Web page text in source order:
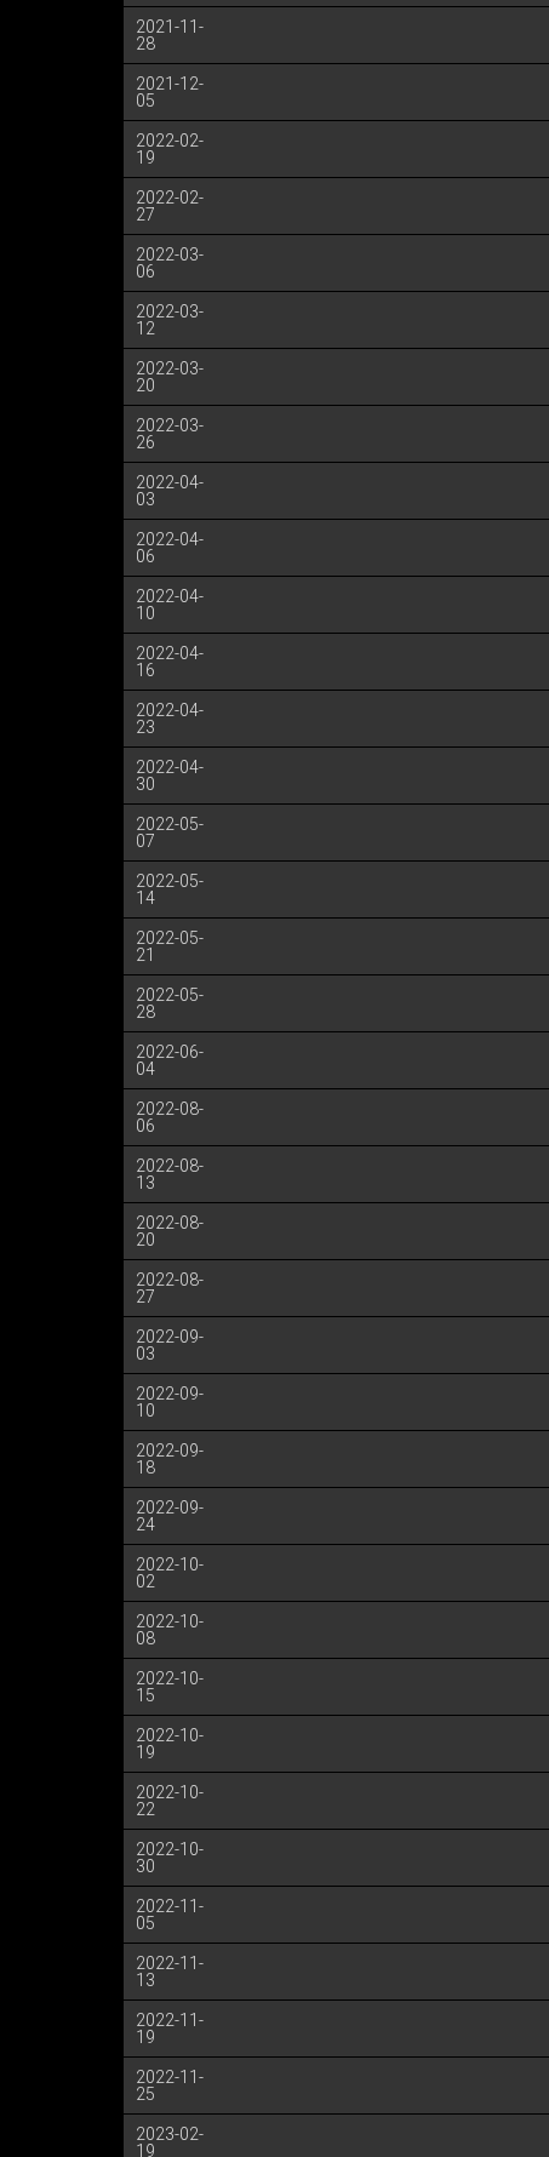
2021-11-
28
2021-12-
05
2022-02-
19
2022-02-
27
2022-03-
06
2022-03-
12
2022-03-
20
2022-03-
26
2022-04-
03
2022-04-
06
2022-04-
10
2022-04-
16
2022-04-
23
2022-04-
30
2022-05-
07
2022-05-
14
2022-05-
21
2022-05-
28
2022-06-
04
2022-08-
06
2022-08-
13
2022-08-
20
2022-08-
27
2022-09-
03
2022-09-
10
2022-09-
18
2022-09-
24
2022-10-
02
2022-10-
08
2022-10-
15
2022-10-
19
2022-10-
22
2022-10-
30
2022-11-
05
2022-11-
13
2022-11-
19
2022-11-
25
2023-02-
19